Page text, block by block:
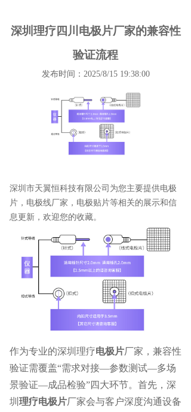
深圳理疗四川电极片厂家的兼容性
验证流程
发布时间：2025/8/15 19:38:00
深圳市天翼恒科技有限公司为您主要提供电极
片 ，电极线厂家，电极贴片等相关的展示和信
息更新，欢迎您的收藏。
作为专业的深圳理疗电极片厂家 ，兼容性
验证需覆盖“需求对接—参数测试—多场
景验证—成品检验”四大环节。首先， 深
圳 理疗电极片厂家会与客户深度沟通设备